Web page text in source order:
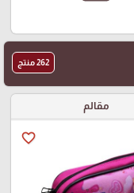
262 منتج
مقالم
favorite_border